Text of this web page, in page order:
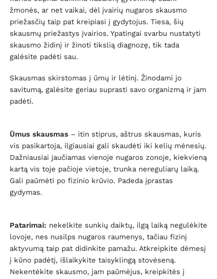
žmonės, ar net vaikai, dėl įvairių nugaros skausmo
priežasčių taip pat kreipiasi į gydytojus. Tiesa, šių
skausmų priežastys įvairios. Ypatingai svarbu nustatyti
skausmo židinį ir žinoti tikslią diagnozę, tik tada
galėsite padėti sau.
Skausmas skirstomas į ūmų ir lėtinį. Žinodami jo
savitumą, galėsite geriau suprasti savo organizmą ir jam
padėti.
Ūmus skausmas – itin stiprus, aštrus skausmas, kuris
vis pasikartoja, ilgiausiai gali skaudėti iki kelių mėnesių.
Dažniausiai jaučiamas vienoje nugaros zonoje, kiekvieną
kartą vis toje pačioje vietoje, trunka nereguliarų laiką.
Gali paūmėti po fizinio krūvio. Padeda įprastas
gydymas.
Patarimai: nekelkite sunkių daiktų, ilgą laiką negulėkite
lovoje, nes nusilps nugaros raumenys, tačiau fizinį
aktyvumą taip pat didinkite pamažu. Atkreipkite dėmesį
į kūno padėtį, išlaikykite taisyklingą stovėseną.
Nekentėkite skausmo, jam paūmėjus, kreipkitės į